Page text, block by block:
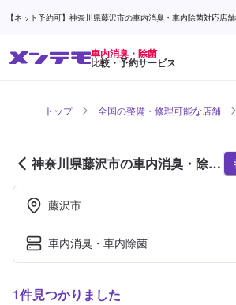
【ネット予約可】神奈川県藤沢市の車内消臭・車内除菌対応店
車内消臭・除菌
比較・予約サービス
トップ 全国の整備・修理可能な店舗
神奈川県藤沢市の車内消臭・除菌
対応店舗紹介 (1ページ目)
藤沢市
車内消臭・車内除菌
1件見つかりました